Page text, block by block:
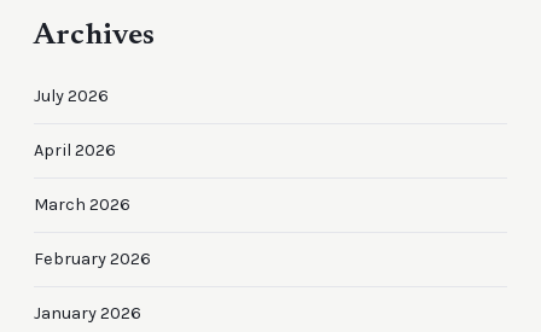
Archives
July 2026
April 2026
March 2026
February 2026
January 2026